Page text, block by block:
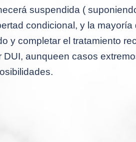
suspendida (
condicional, y la
y completar el tratamiento
aunqueen casos